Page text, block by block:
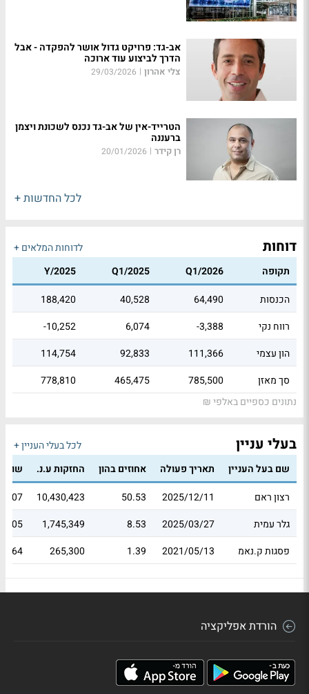
אב-גד: פרויקט גדול אושר להפקדה - אבל
הדרך לביצוע עוד ארוכה
צלי אהרון |
29/03/2026
הטרייד-אין של אב-גד נכנס לשכונת ויצמן
ברעננה
רן קידר |
20/01/2026
לכל החדשות +
דוחות
לדוחות המלאים +
תקופה
Q1/2026
Q1/2025
Y/2025
הכנסות
64,490
40,528
188,420
רווח נקי
-3,388
6,074
-10,252
הון עצמי
111,366
92,833
114,754
סך מאזן
785,500
465,475
778,810
נתונים כספיים באלפי ₪
בעלי עניין
לכל בעלי העניין +
שם בעל העניין
תאריך פעולה אחוזים בהון החזקות ע.נ.
רצון ראם
2025/12/11
50.53
10,430,423
גלר עמית
2025/03/27
8.53
1,745,349
פסגות ק.נאמ
2021/05/13
1.39
265,300
הורדת אפליקציה